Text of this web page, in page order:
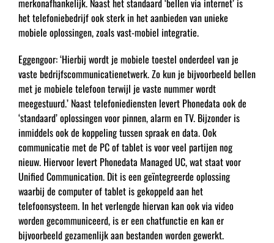
merkonafhankelijk. Naast het standaard ‘bellen via internet’ is
het telefoniebedrijf ook sterk in het aanbieden van unieke
mobiele oplossingen, zoals vast-mobiel integratie.
Eggengoor: ‘Hierbij wordt je mobiele toestel onderdeel van je
vaste bedrijfscommunicatienetwerk. Zo kun je bijvoorbeeld bellen
met je mobiele telefoon terwijl je vaste nummer wordt
meegestuurd.’ Naast telefoniediensten levert Phonedata ook de
‘standaard’ oplossingen voor pinnen, alarm en TV. Bijzonder is
inmiddels ook de koppeling tussen spraak en data. Ook
communicatie met de PC of tablet is voor veel partijen nog
nieuw. Hiervoor levert Phonedata Managed UC, wat staat voor
Unified Communication. Dit is een geïntegreerde oplossing
waarbij de computer of tablet is gekoppeld aan het
telefoonsysteem. In het verlengde hiervan kan ook via video
worden gecommuniceerd, is er een chatfunctie en kan er
bijvoorbeeld gezamenlijk aan bestanden worden gewerkt.